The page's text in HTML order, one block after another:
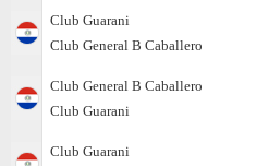
Club Guarani
Club General B Caballero
Club General B Caballero
Club Guarani
Club Guarani